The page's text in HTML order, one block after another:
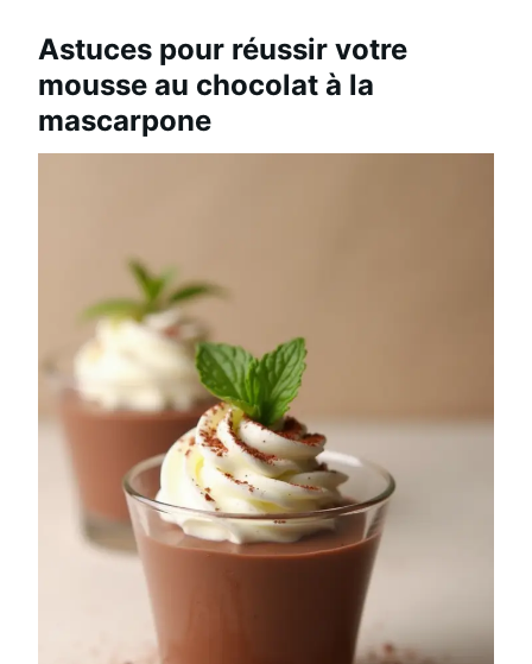
Astuces pour réussir votre
mousse au chocolat à la
mascarpone